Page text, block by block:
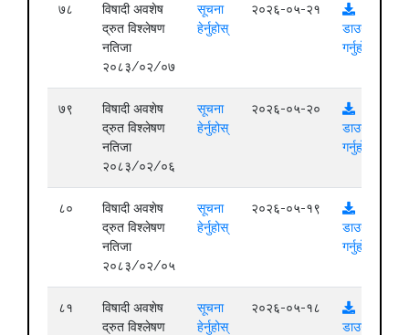
७८
विषादी अवशेष
द्रुत विश्लेषण
नतिजा
२०८३/०२/०७
सूचना
हेर्नुहोस्
२०२६-०५-२१
डाउनलोड
गर्नुहोस्
७९
विषादी अवशेष
द्रुत विश्लेषण
नतिजा
२०८३/०२/०६
सूचना
हेर्नुहोस्
२०२६-०५-२०
डाउनलोड
गर्नुहोस्
८०
विषादी अवशेष
द्रुत विश्लेषण
नतिजा
२०८३/०२/०५
सूचना
हेर्नुहोस्
२०२६-०५-१९
डाउनलोड
गर्नुहोस्
८१
विषादी अवशेष
द्रुत विश्लेषण
सूचना
हेर्नुहोस्
२०२६-०५-१८
डाउनलोड